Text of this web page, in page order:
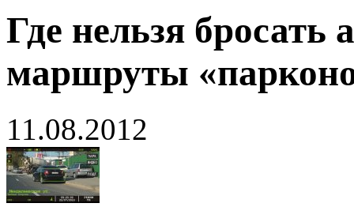
Где нельзя
маршруты
11.08.2012